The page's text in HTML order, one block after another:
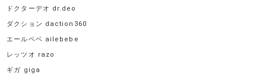
ドクターデオ dr.deo
ダクション daction360
エールベベ ailebebe
レッツオ razo
ギガ giga